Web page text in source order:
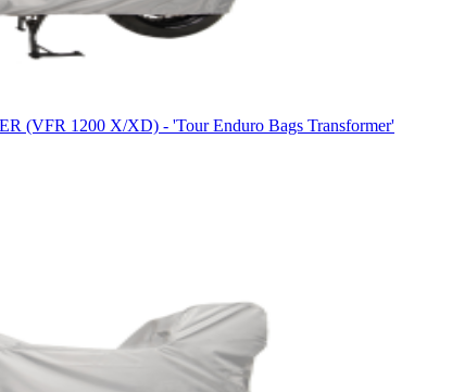
(VFR 1200 X/XD) - 'Tour Enduro Bags Transformer'